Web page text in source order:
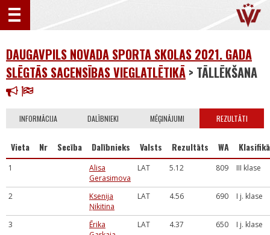
DAUGAVPILS NOVADA SPORTA SKOLAS 2021. GADA
SLĒGTĀS SACENSĪBAS VIEGLATLĒTIKĀ > TĀLLĒKŠANA
INFORMĀCIJA DALĪBNIEKI MĒĢINĀJUMI REZULTĀTI
Vieta Nr Secība Dalībnieks Valsts Rezultāts WA
1
Alisa
Gerasimova
LAT 5.12 809 III klase
2
Ksenija
Ņikitina
LAT 4.56 690 I j. klase
3
Ērika
LAT 4.37 650 I j. klase